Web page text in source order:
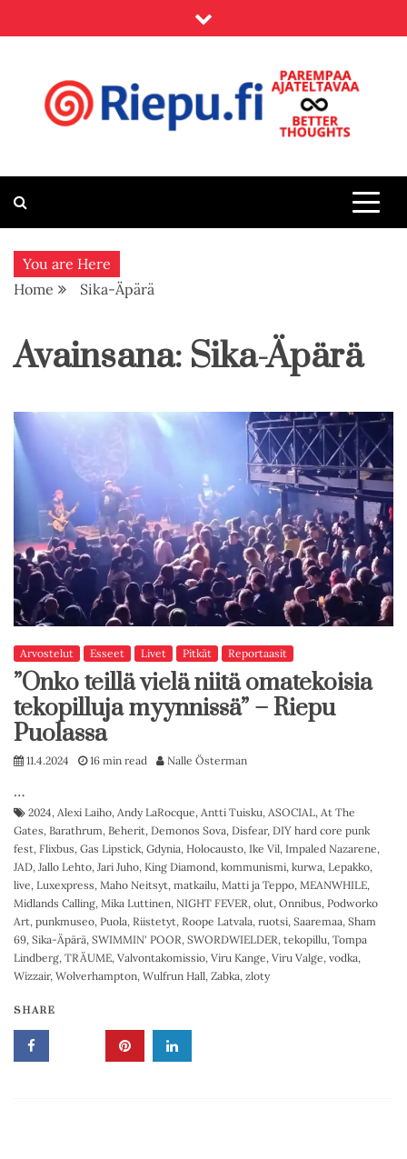
to
Riepu.fi
You are Here
Home
Sika-Äpärä
Avainsana: Sika-Äpärä
Arvostelut Esseet Livet Pitkät Reportaasit
”Onko teillä vielä niitä omatekoisia
tekopilluja myynnissä” – Riepu
Puolassa
11.4.2024 16 min read Nalle Österman
…
2024, Alexi Laiho, Andy LaRocque, Antti Tuisku, ASOCIAL, At The
Gates, Barathrum, Beherit, Demonos Sova, Disfear, DIY hard core punk
fest, Flixbus, Gas Lipstick, Gdynia, Holocausto, Ike Vil, Impaled Nazarene,
JAD, Jallo Lehto, Jari Juho, King Diamond, kommunismi, kurwa, Lepakko,
live, Luxexpress, Maho Neitsyt, matkailu, Matti ja Teppo, MEANWHILE,
Midlands Calling, Mika Luttinen, NIGHT FEVER, olut, Onnibus, Podworko
Art, punkmuseo, Puola, Riistetyt, Roope Latvala, ruotsi, Saaremaa, Sham
69, Sika-Äpärä, SWIMMIN' POOR, SWORDWIELDER, tekopillu, Tompa
Lindberg, TRÄUME, Valvontakomissio, Viru Kange, Viru Valge, vodka,
Wizzair, Wolverhampton, Wulfrun Hall, Zabka, zloty
SHARE